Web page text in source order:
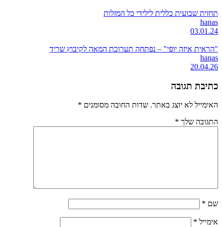
תחזית שבועית כללית לילידי כל המזלות
hanas
03.01.24
"הראית איזה יופי" – נפתחה תערוכת המאה לקיבוץ שריד
hanas
20.04.26
כתיבת תגובה
האימייל לא יוצג באתר. שדות החובה מסומנים *
התגובה שלך *
שם *
אימייל *